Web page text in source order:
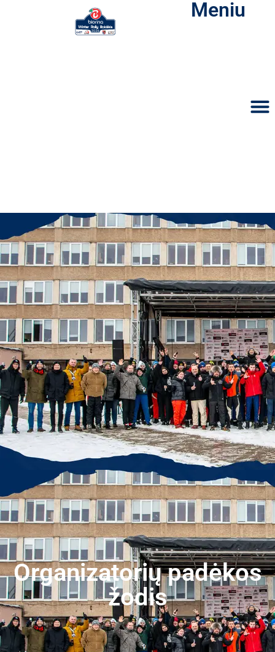
Meniu
Organizatorių padėkos
žodis